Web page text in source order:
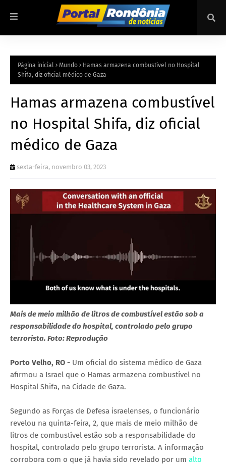
Página inicial Mundo
Hamas armazena combustível no Hospital
Shifa, diz oficial médico de Gaza
Hamas armazena combustível
no Hospital Shifa, diz oficial
médico de Gaza
sexta-feira, novembro 03, 2023
Mais de meio milhão de litros de combustível estão sob a
responsabilidade do hospital, controlado pelo grupo
terrorista. Foto: Reprodução
Porto Velho, RO - Um oficial do sistema médico de Gaza
afirmou a Israel que o Hamas armazena combustível no
Hospital Shifa, na Cidade de Gaza.
Segundo as Forças de Defesa israelenses, o funcionário
revelou na quinta-feira, 2, que mais de meio milhão de
litros de combustível estão sob a responsabilidade do
hospital, controlado pelo grupo terrorista. A informação
corrobora com o que já havia sido revelado por um alto